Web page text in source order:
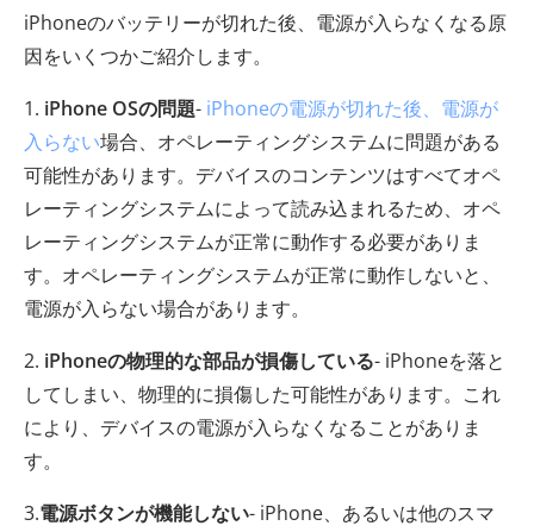
iPhoneのバッテリーが切れた後、電源が入らなくなる原
因をいくつかご紹介します。
1. iPhone OSの問題- iPhoneの電源が切れた後、電源が
入らない場合、オペレーティングシステムに問題がある
可能性があります。デバイスのコンテンツはすべてオペ
レーティングシステムによって読み込まれるため、オペ
レーティングシステムが正常に動作する必要がありま
す。オペレーティングシステムが正常に動作しないと、
電源が入らない場合があります。
2. iPhoneの物理的な部品が損傷している- iPhoneを落と
してしまい、物理的に損傷した可能性があります。これ
により、デバイスの電源が入らなくなることがありま
す。
3.電源ボタンが機能しない- iPhone、あるいは他のスマ